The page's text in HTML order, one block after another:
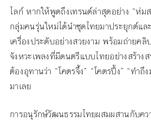
ไลก์ หากให้พูดถึงเทรนด์ล่าสุดอย่าง “ห่ม
กลุ่มคนรุ่นใหม่ได้นำชุดไทยมาประยุกต์แล
เครื่องประดับอย่างสวยงาม พร้อมถ่ายคลิ
จังหวะเพลงที่มีดนตรีแบบไทยอย่างสร้าง
ต้องอุทานว่า “โคตรจึ้ง” “โคตรปึ้ง” “ทำ
มาเลย
การอนุรักษ์วัฒนธรรมไทยผสมผสานกับคว